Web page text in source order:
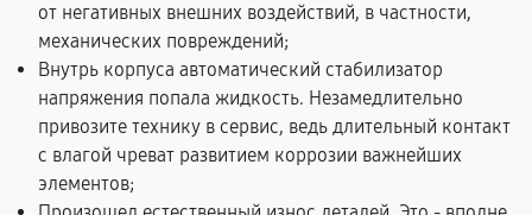
от негативных внешних воздействий, в частности,
механических повреждений;
Внутрь корпуса автоматический стабилизатор
напряжения попала жидкость. Незамедлительно
привозите технику в сервис, ведь длительный контакт
с влагой чреват развитием коррозии важнейших
элементов;